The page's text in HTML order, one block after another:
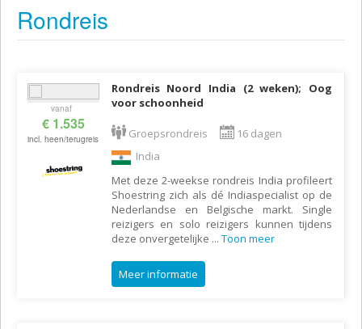
Rondreis
vanaf
€ 1.535
incl. heen/terugreis
Rondreis Noord India (2 weken); Oog
voor schoonheid
Groepsrondreis
16 dagen
India
Met deze 2-weekse rondreis India profileert
Shoestring zich als dé Indiaspecialist op de
Nederlandse en Belgische markt. Single
reizigers en solo reizigers kunnen tijdens
deze onvergetelijke ... Toon meer
Meer informatie